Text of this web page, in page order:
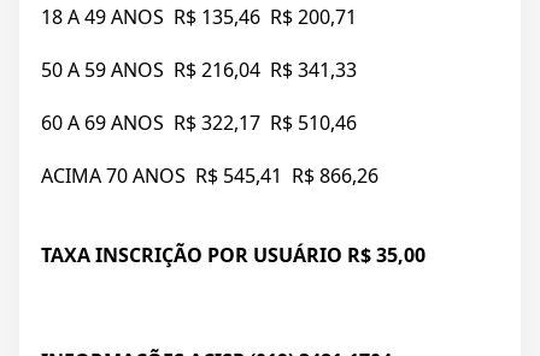
18 A 49 ANOS R$ 135,46 R$ 200,71
50 A 59 ANOS R$ 216,04 R$ 341,33
60 A 69 ANOS R$ 322,17 R$ 510,46
ACIMA 70 ANOS R$ 545,41 R$ 866,26
TAXA INSCRIÇÃO POR USUÁRIO R$ 35,00